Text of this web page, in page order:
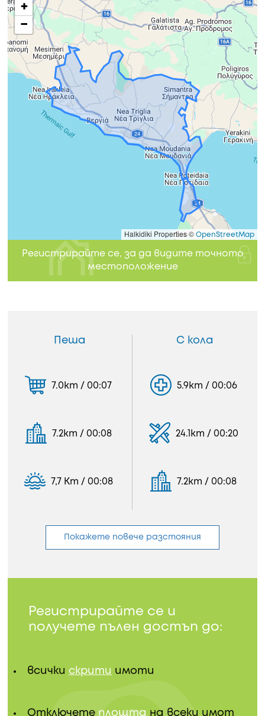
+
−
Halkidiki Properties © OpenStreetMap
Регистрирайте се, за да видите точното
местоположение
Пеша
7.0km / 00:07
7.2km / 00:08
7,7 Km / 00:08
С кола
5.9km / 00:06
24.1km / 00:20
7.2km / 00:08
Покажете повече разстояния
Регистрирайте се и
получете пълен достъп до:
всички скрити имоти
Отключете площта на всеки имот